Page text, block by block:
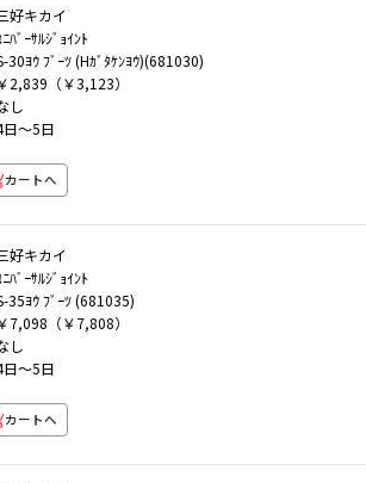
好キカイ
ﾊﾞｰｻﾙｼﾞｮｲﾝﾄ
30ﾖｳ ﾌﾞｰﾂ (Hｶﾞﾀｹﾝﾖｳ)(681030)
2,839（￥3,123）
し
日～5日
カートへ
好キカイ
ﾊﾞｰｻﾙｼﾞｮｲﾝﾄ
35ﾖｳ ﾌﾞｰﾂ (681035)
7,098（￥7,808）
し
日～5日
カートへ